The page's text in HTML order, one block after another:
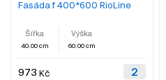
Fasáda f 400*600 RioLine
Šířka
40.00 cm
Výška
60.00 cm
973 Kč